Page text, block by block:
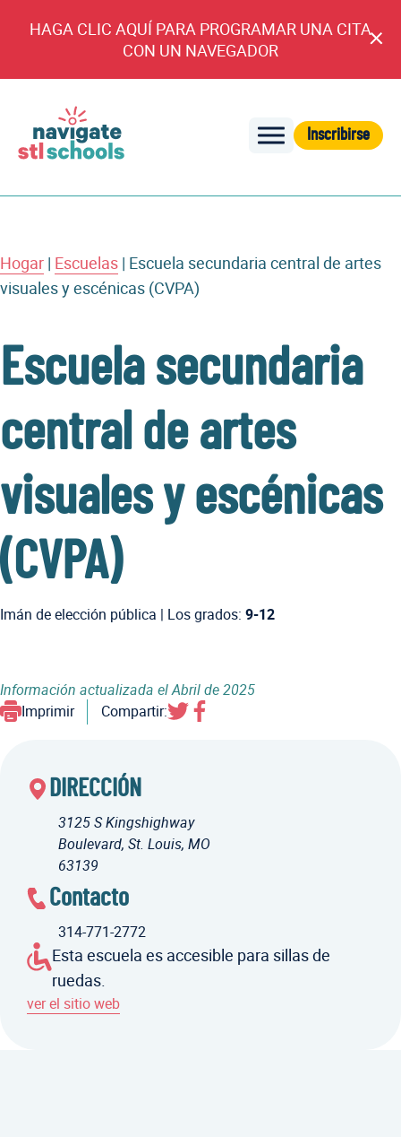
HAGA CLIC AQUÍ PARA PROGRAMAR UNA CITA
CON UN NAVEGADOR
por
de
STL
Inscribirse
Hogar | Escuelas | Escuela secundaria central de artes
visuales y escénicas (CVPA)
Escuela secundaria
central de artes
visuales y escénicas
(CVPA)
Imán de elección pública | Los grados: 9-12
Información actualizada elAbril de 2025
Imprimir
Compartir:
DIRECCIÓN
3125 S Kingshighway
Boulevard, St. Louis, MO
63139
Contacto
314-771-2772
Esta escuela es accesible para sillas de
ruedas.
ver el sitio web